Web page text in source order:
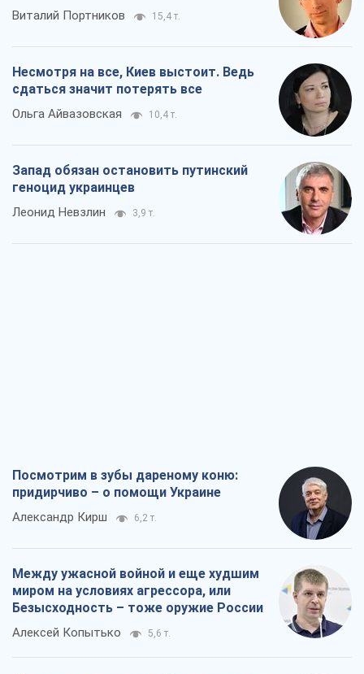
Виталий Портников 15,4 т.
Несмотря на все, Киев выстоит. Ведь
сдаться значит потерять все
Ольга Айвазовская 10,4 т.
Запад обязан остановить путинский
геноцид украинцев
Леонид Невзлин 3,9 т.
Посмотрим в зубы дареному коню:
придирчиво – о помощи Украине
Александр Кирш 6,2 т.
Между ужасной войной и еще худшим
миром на условиях агрессора, или
Безысходность – тоже оружие России
Алексей Копытько 5,6 т.